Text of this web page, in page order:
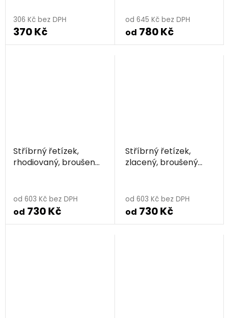
306 Kč bez DPH
370 Kč
od 645 Kč bez DPH
od 780 Kč
Stříbrný řetízek,
rhodiovaný, broušený
od 603 Kč bez DPH
od 730 Kč
Stříbrný řetízek,
zlacený, broušený
od 603 Kč bez DPH
od 730 Kč